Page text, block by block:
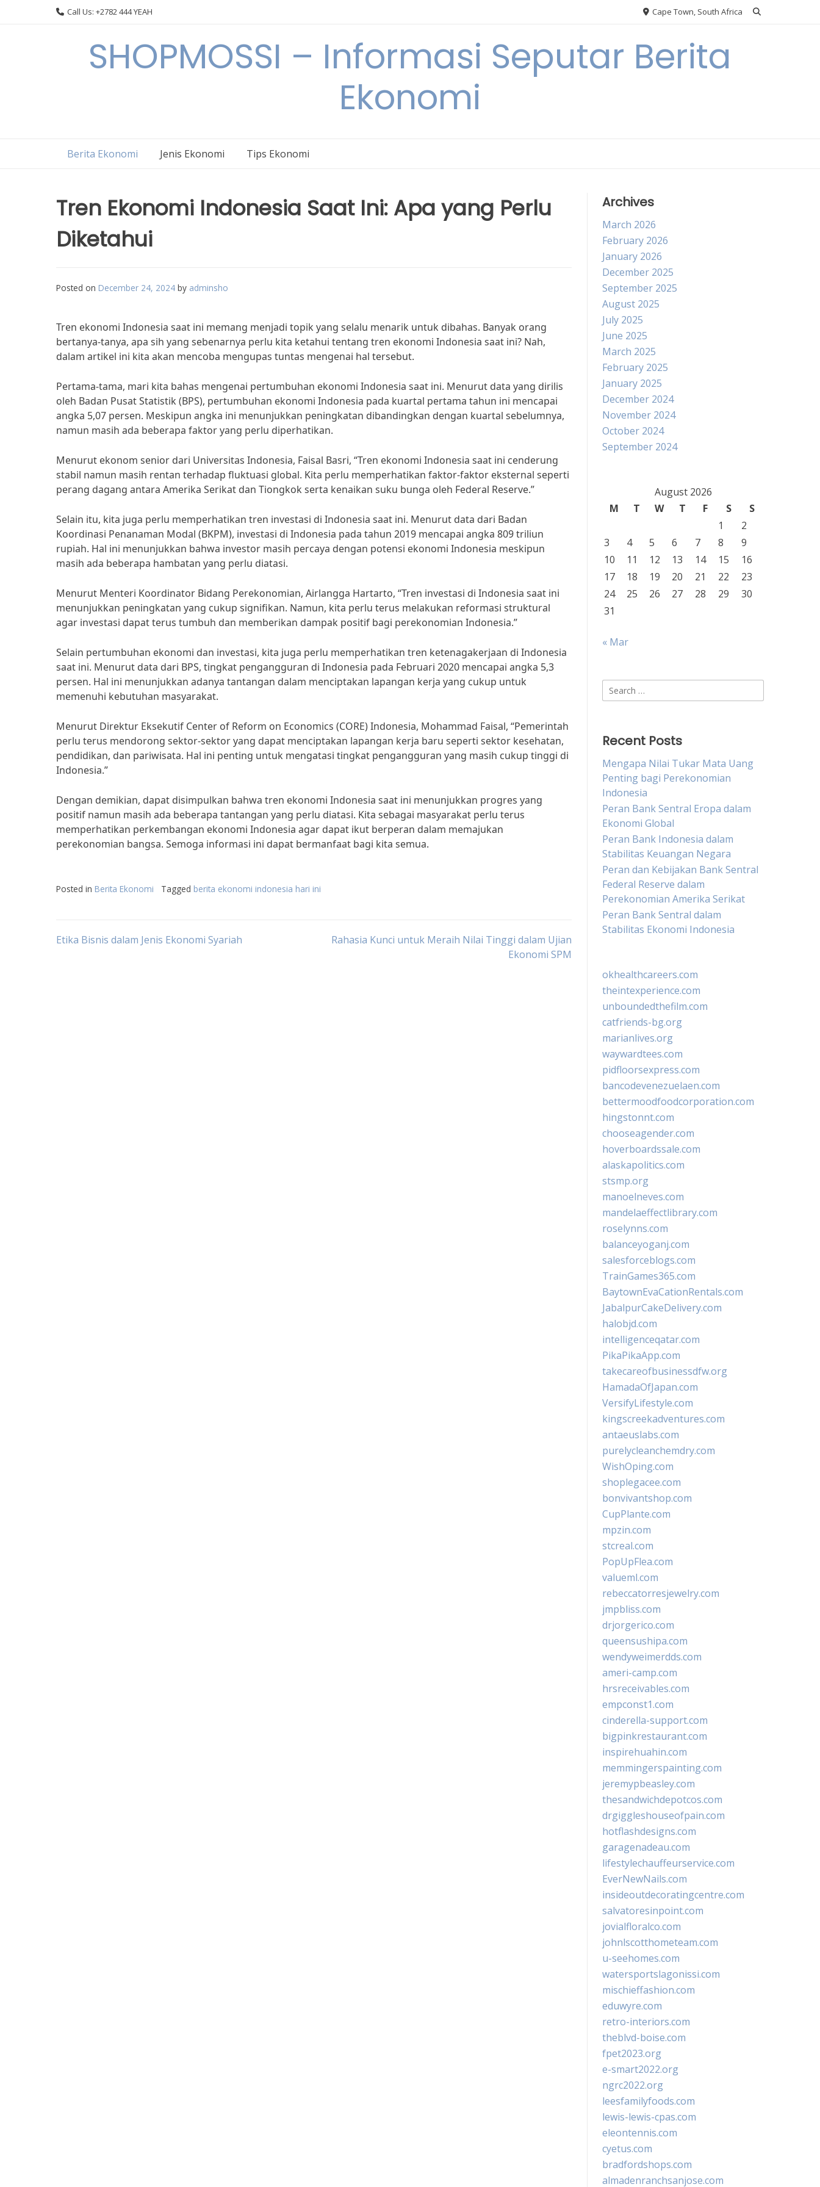
Call Us: +2782 444 YEAH Cape Town, South Africa
SHOPMOSSI – Informasi Seputar Berita
Ekonomi
Berita Ekonomi Jenis Ekonomi Tips Ekonomi
Tren Ekonomi Indonesia Saat Ini: Apa yang Perlu
Diketahui
Posted on December 24, 2024 by adminsho
Tren ekonomi Indonesia saat ini memang menjadi topik yang selalu menarik untuk dibahas. Banyak orang
bertanya-tanya, apa sih yang sebenarnya perlu kita ketahui tentang tren ekonomi Indonesia saat ini? Nah,
dalam artikel ini kita akan mencoba mengupas tuntas mengenai hal tersebut.
Pertama-tama, mari kita bahas mengenai pertumbuhan ekonomi Indonesia saat ini. Menurut data yang dirilis
oleh Badan Pusat Statistik (BPS), pertumbuhan ekonomi Indonesia pada kuartal pertama tahun ini mencapai
angka 5,07 persen. Meskipun angka ini menunjukkan peningkatan dibandingkan dengan kuartal sebelumnya,
namun masih ada beberapa faktor yang perlu diperhatikan.
Menurut ekonom senior dari Universitas Indonesia, Faisal Basri, “Tren ekonomi Indonesia saat ini cenderung
stabil namun masih rentan terhadap fluktuasi global. Kita perlu memperhatikan faktor-faktor eksternal seperti
perang dagang antara Amerika Serikat dan Tiongkok serta kenaikan suku bunga oleh Federal Reserve.”
Selain itu, kita juga perlu memperhatikan tren investasi di Indonesia saat ini. Menurut data dari Badan
Koordinasi Penanaman Modal (BKPM), investasi di Indonesia pada tahun 2019 mencapai angka 809 triliun
rupiah. Hal ini menunjukkan bahwa investor masih percaya dengan potensi ekonomi Indonesia meskipun
masih ada beberapa hambatan yang perlu diatasi.
Menurut Menteri Koordinator Bidang Perekonomian, Airlangga Hartarto, “Tren investasi di Indonesia saat ini
menunjukkan peningkatan yang cukup signifikan. Namun, kita perlu terus melakukan reformasi struktural
agar investasi dapat terus tumbuh dan memberikan dampak positif bagi perekonomian Indonesia.”
Selain pertumbuhan ekonomi dan investasi, kita juga perlu memperhatikan tren ketenagakerjaan di Indonesia
saat ini. Menurut data dari BPS, tingkat pengangguran di Indonesia pada Februari 2020 mencapai angka 5,3
persen. Hal ini menunjukkan adanya tantangan dalam menciptakan lapangan kerja yang cukup untuk
memenuhi kebutuhan masyarakat.
Menurut Direktur Eksekutif Center of Reform on Economics (CORE) Indonesia, Mohammad Faisal, “Pemerintah
perlu terus mendorong sektor-sektor yang dapat menciptakan lapangan kerja baru seperti sektor kesehatan,
pendidikan, dan pariwisata. Hal ini penting untuk mengatasi tingkat pengangguran yang masih cukup tinggi di
Indonesia.”
Dengan demikian, dapat disimpulkan bahwa tren ekonomi Indonesia saat ini menunjukkan progres yang
positif namun masih ada beberapa tantangan yang perlu diatasi. Kita sebagai masyarakat perlu terus
memperhatikan perkembangan ekonomi Indonesia agar dapat ikut berperan dalam memajukan
perekonomian bangsa. Semoga informasi ini dapat bermanfaat bagi kita semua.
Posted in Berita Ekonomi Tagged berita ekonomi indonesia hari ini
Post
Etika Bisnis dalam Jenis Ekonomi Syariah
Rahasia Kunci untuk Meraih Nilai Tinggi dalam Ujian
Ekonomi SPM
Archives
March 2026
February 2026
January 2026
December 2025
September 2025
August 2025
July 2025
June 2025
March 2025
February 2025
January 2025
December 2024
November 2024
October 2024
September 2024
August 2026
M
T W T F S
S
1
2
3
4 5 6 7 8
9
10
11 12 13 14 15
16
17
18 19 20 21 22
23
24
25 26 27 28 29
30
31
« Mar
Search
for:
Recent Posts
Mengapa Nilai Tukar Mata Uang
Penting bagi Perekonomian
Indonesia
Peran Bank Sentral Eropa dalam
Ekonomi Global
Peran Bank Indonesia dalam
Stabilitas Keuangan Negara
Peran dan Kebijakan Bank Sentral
Federal Reserve dalam
Perekonomian Amerika Serikat
Peran Bank Sentral dalam
Stabilitas Ekonomi Indonesia
okhealthcareers.com
theintexperience.com
unboundedthefilm.com
catfriends-bg.org
marianlives.org
waywardtees.com
pidfloorsexpress.com
bancodevenezuelaen.com
bettermoodfoodcorporation.com
hingstonnt.com
chooseagender.com
hoverboardssale.com
alaskapolitics.com
stsmp.org
manoelneves.com
mandelaeffectlibrary.com
roselynns.com
balanceyoganj.com
salesforceblogs.com
TrainGames365.com
BaytownEvaCationRentals.com
JabalpurCakeDelivery.com
halobjd.com
intelligenceqatar.com
PikaPikaApp.com
takecareofbusinessdfw.org
HamadaOfJapan.com
VersifyLifestyle.com
kingscreekadventures.com
antaeuslabs.com
purelycleanchemdry.com
WishOping.com
shoplegacee.com
bonvivantshop.com
CupPlante.com
mpzin.com
stcreal.com
PopUpFlea.com
valueml.com
rebeccatorresjewelry.com
jmpbliss.com
drjorgerico.com
queensushipa.com
wendyweimerdds.com
ameri-camp.com
hrsreceivables.com
empconst1.com
cinderella-support.com
bigpinkrestaurant.com
inspirehuahin.com
memmingerspainting.com
jeremypbeasley.com
thesandwichdepotcos.com
drgiggleshouseofpain.com
hotflashdesigns.com
garagenadeau.com
lifestylechauffeurservice.com
EverNewNails.com
insideoutdecoratingcentre.com
salvatoresinpoint.com
jovialfloralco.com
johnlscotthometeam.com
u-seehomes.com
watersportslagonissi.com
mischieffashion.com
eduwyre.com
retro-interiors.com
theblvd-boise.com
fpet2023.org
e-smart2022.org
ngrc2022.org
leesfamilyfoods.com
lewis-lewis-cpas.com
eleontennis.com
cyetus.com
bradfordshops.com
almadenranchsanjose.com